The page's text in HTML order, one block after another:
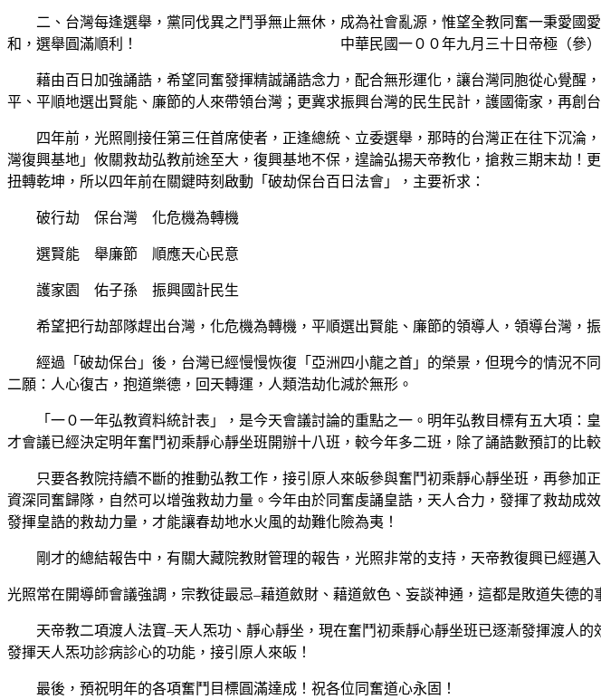
二、台灣每逢選舉，黨同伐異之鬥爭無止無休，成為社會亂源，惟望全教同奮一秉愛國
和，選舉圓滿順利！ 中華民國一００年九月三十日帝極（參）天
藉由百日加強誦誥，希望同奮發揮精誠誦誥念力，配合無形運化，讓台灣同胞從心覺醒
平、平順地選出賢能、廉節的人來帶領台灣；更冀求振興台灣的民生民計，護國衛家，再創台
四年前，光照剛接任第三任首席使者，正逢總統、立委選舉，那時的台灣正在往下沉淪
灣復興基地」攸關救劫弘教前途至大，復興基地不保，遑論弘揚天帝教化，搶救三期末劫
扭轉乾坤，所以四年前在關鍵時刻啟動「破劫保台百日法會」，主要祈求：
破行劫 保台灣 化危機為轉機
選賢能 舉廉節 順應天心民意
護家園 佑子孫 振興國計民生
希望把行劫部隊趕出台灣，化危機為轉機，平順選出賢能、廉節的領導人，領導台灣，振
經過「破劫保台」後，台灣已經慢慢恢復「亞洲四小龍之首」的榮景，但現今的情況不
二願：人心復古，抱道樂德，回天轉運，人類浩劫化減於無形。
「一０一年弘教資料統計表」，是今天會議討論的重點之一。明年弘教目標有五大項：
才會議已經決定明年奮鬥初乘靜心靜坐班開辦十八班，較今年多二班，除了誦誥數預訂的比
只要各教院持續不斷的推動弘教工作，接引原人來皈參與奮鬥初乘靜心靜坐班，再參加
資深同奮歸隊，自然可以增強救劫力量。今年由於同奮虔誦皇誥，天人合力，發揮了救劫成
發揮皇誥的救劫力量，才能讓春劫地水火風的劫難化險為夷！
剛才的總結報告中，有關大藏院教財管理的報告，光照非常的支持，天帝教復興已經邁
光照常在開導師會議強調，宗教徒最忌–藉道斂財、藉道斂色、妄談神通，這都是敗道失德的
天帝教二項渡人法寶–天人炁功、靜心靜坐，現在奮鬥初乘靜心靜坐班已逐漸發揮渡人的
發揮天人炁功診病診心的功能，接引原人來皈！
最後，預祝明年的各項奮鬥目標圓滿達成！祝各位同奮道心永固！